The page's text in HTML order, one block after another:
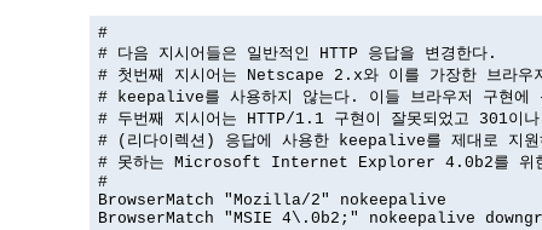
#
# 다음 지시어들은 일반적인 HTTP 응답을 변경한다.
# 첫번째 지시어는 Netscape 2.x와 이를 가장한 브라우
# keepalive를 사용하지 않는다. 이들 브라우저 구현에
# 두번째 지시어는 HTTP/1.1 구현이 잘못되었고 301이
# (리다이렉션) 응답에 사용한 keepalive를 제대로 지원
# 못하는 Microsoft Internet Explorer 4.0b2를 위
#
BrowserMatch "Mozilla/2" nokeepalive
BrowserMatch "MSIE 4\.0b2;" nokeepalive